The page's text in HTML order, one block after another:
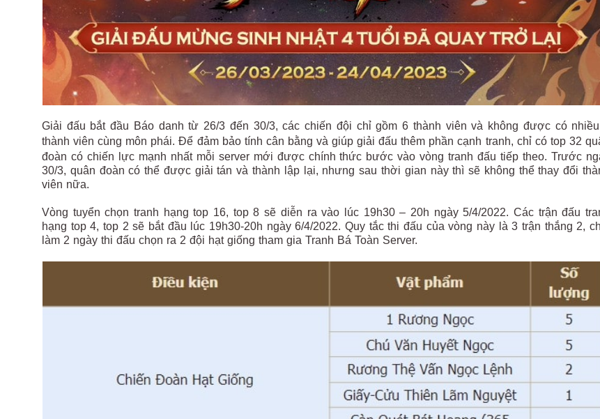
Giải đấu bắt đầu Báo danh từ 26/3 đến 30/3, các chiến đội chỉ gồm 6 thành viên và không được có
thành viên cùng môn phái. Để đảm bảo tính cân bằng và giúp giải đấu thêm phần cạnh tranh, chỉ có top 32
đoàn có chiến lực mạnh nhất mỗi server mới được chính thức bước vào vòng tranh đấu tiếp theo. Trước
30/3, quân đoàn có thể được giải tán và thành lập lại, nhưng sau thời gian này thì sẽ không thể thay đổi
viên nữa.
Vòng tuyển chọn tranh hạng top 16, top 8 sẽ diễn ra vào lúc 19h30 – 20h ngày 5/4/2022. Các trận đấu
hạng top 4, top 2 sẽ bắt đầu lúc 19h30-20h ngày 6/4/2022. Quy tắc thi đấu của vòng này là 3 trận thắng 2,
làm 2 ngày thi đấu chọn ra 2 đội hạt giống tham gia Tranh Bá Toàn Server.